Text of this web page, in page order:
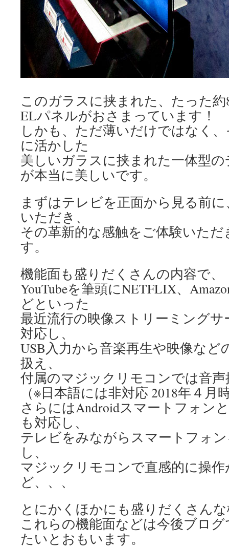
このガラスに挟まれた、たった
ELパネルがおさまっています！
しかも、ただ薄いだけではなく
に活かした
美しいガラスに挟まれた一体型
が本当に美しいです。
まずはテレビを正面から見る前
いただき、
その革新的な感触をご体験いた
す。
機能面も盛りだくさんの内容で、
YouTubeを筆頭にNETFLIX、
どといった
最近流行の映像ストリーミング
対応し、
USB入力から音楽再生や映像など
扱え、
付属のマジックリモコンでは音
（※日本語には非対応 2018年４月
さらにはAndroidスマートフォン
も対応し、
テレビをみながらスマートフォ
し、
マジックリモコンで直感的に操
ど、、、
とにかくほかにも盛りだくさん
これらの機能面などは今後ブロ
たいとおもいます。